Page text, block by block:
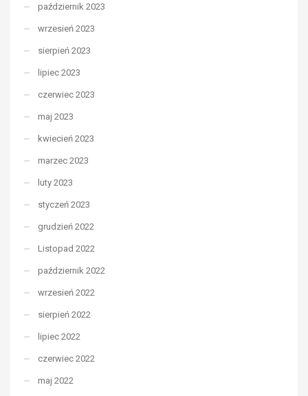
październik 2023
wrzesień 2023
sierpień 2023
lipiec 2023
czerwiec 2023
maj 2023
kwiecień 2023
marzec 2023
luty 2023
styczeń 2023
grudzień 2022
Listopad 2022
październik 2022
wrzesień 2022
sierpień 2022
lipiec 2022
czerwiec 2022
maj 2022